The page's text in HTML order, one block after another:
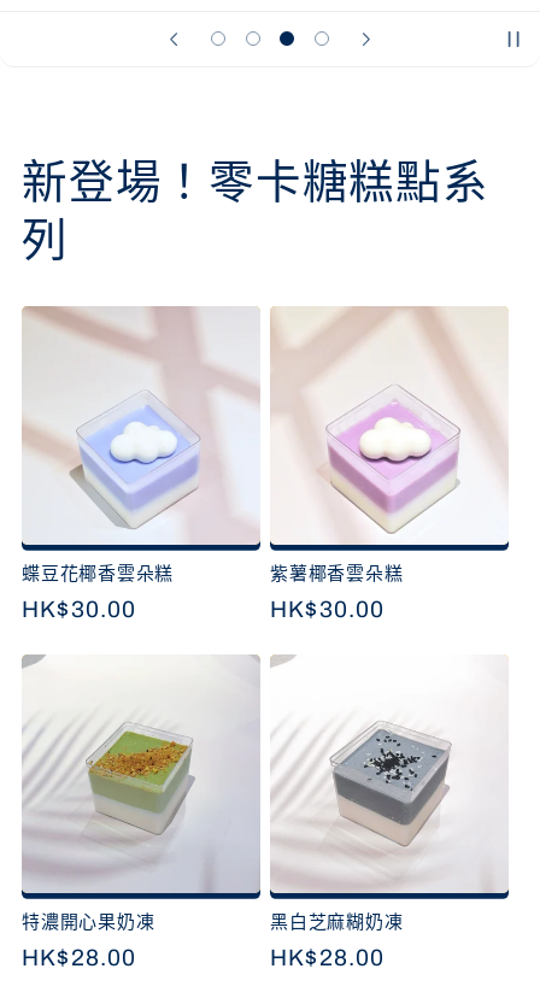
新登場！零卡糖糕點系
列
蝶豆花椰香雲朵糕
定
HK$30.00
紫薯椰香雲朵糕
定
HK$30.00
特濃開心果奶凍
定
HK$28.00
黑白芝麻糊奶凍
定
HK$28.00